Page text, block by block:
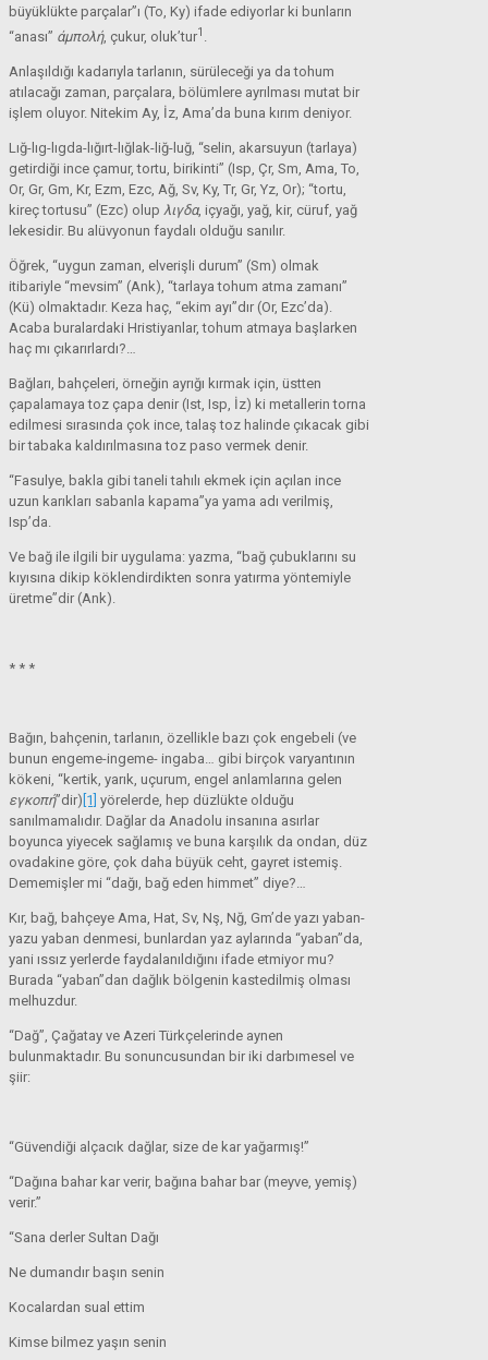
büyüklükte parçalar”ı (To, Ky) ifade ediyorlar ki bunların
“anası” άμπολή, çukur, oluk’tur1 .
Anlaşıldığı kadarıyla tarlanın, sürüleceği ya da tohum
atılacağı zaman, parçalara, bölümlere ayrılması mutat bir
işlem oluyor. Nitekim Ay, İz, Ama’da buna kırım deniyor.
Lığ-lıg-lıgda-lığırt-lığlak-liğ-luğ, “selin, akarsuyun (tarlaya)
getirdiği ince çamur, tortu, birikinti” (Isp, Çr, Sm, Ama, To,
Or, Gr, Gm, Kr, Ezm, Ezc, Ağ, Sv, Ky, Tr, Gr, Yz, Or); “tortu,
kireç tortusu” (Ezc) olup λιγδα, içyağı, yağ, kir, cüruf, yağ
lekesidir. Bu alüvyonun faydalı olduğu sanılır.
Öğrek, “uygun zaman, elverişli durum” (Sm) olmak
itibariyle “mevsim” (Ank), “tarlaya tohum atma zamanı”
(Kü) olmaktadır. Keza haç, “ekim ayı”dır (Or, Ezc’da).
Acaba buralardaki Hristiyanlar, tohum atmaya başlarken
haç mı çıkarırlardı?…
Bağları, bahçeleri, örneğin ayrığı kırmak için, üstten
çapalamaya toz çapa denir (Ist, Isp, İz) ki metallerin torna
edilmesi sırasında çok ince, talaş toz halinde çıkacak gibi
bir tabaka kaldırılmasına toz paso vermek denir.
“Fasulye, bakla gibi taneli tahılı ekmek için açılan ince
uzun karıkları sabanla kapama”ya yama adı verilmiş,
Isp’da.
Ve bağ ile ilgili bir uygulama: yazma, “bağ çubuklarını su
kıyısına dikip köklendirdikten sonra yatırma yöntemiyle
üretme”dir (Ank).
* * *
Bağın, bahçenin, tarlanın, özellikle bazı çok engebeli (ve
bunun engeme-ingeme- ingaba… gibi birçok varyantının
kökeni, “kertik, yarık, uçurum, engel anlamlarına gelen
εγκοπή”dir) [1] yörelerde, hep düzlükte olduğu
sanılmamalıdır. Dağlar da Anadolu insanına asırlar
boyunca yiyecek sağlamış ve buna karşılık da ondan, düz
ovadakine göre, çok daha büyük ceht, gayret istemiş.
Dememişler mi “dağı, bağ eden himmet” diye?…
Kır, bağ, bahçeye Ama, Hat, Sv, Nş, Nğ, Gm’de yazı yaban-
yazu yaban denmesi, bunlardan yaz aylarında “yaban”da,
yani ıssız yerlerde faydalanıldığını ifade etmiyor mu?
Burada “yaban”dan dağlık bölgenin kastedilmiş olması
melhuzdur.
“Dağ”, Çağatay ve Azeri Türkçelerinde aynen
bulunmaktadır. Bu sonuncusundan bir iki darbımesel ve
şiir:
“Güvendiği alçacık dağlar, size de kar yağarmış!”
“Dağına bahar kar verir, bağına bahar bar (meyve, yemiş)
verir.”
“Sana derler Sultan Dağı
Ne dumandır başın senin
Kocalardan sual ettim
Kimse bilmez yaşın senin